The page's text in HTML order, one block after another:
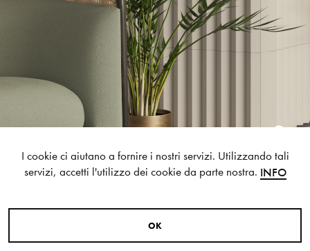
I cookie ci aiutano a fornire i nostri servizi. Utilizzando tali
servizi, accetti l'utilizzo dei cookie da parte nostra. INFO
OK